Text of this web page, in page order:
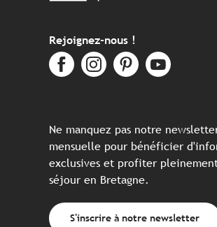
Rejoignez-nous !
Ne manquez pas notre
mensuelle pour bénéficier
exclusives et profiter
séjour en Bretagne.
S'inscrire à notre newsletter